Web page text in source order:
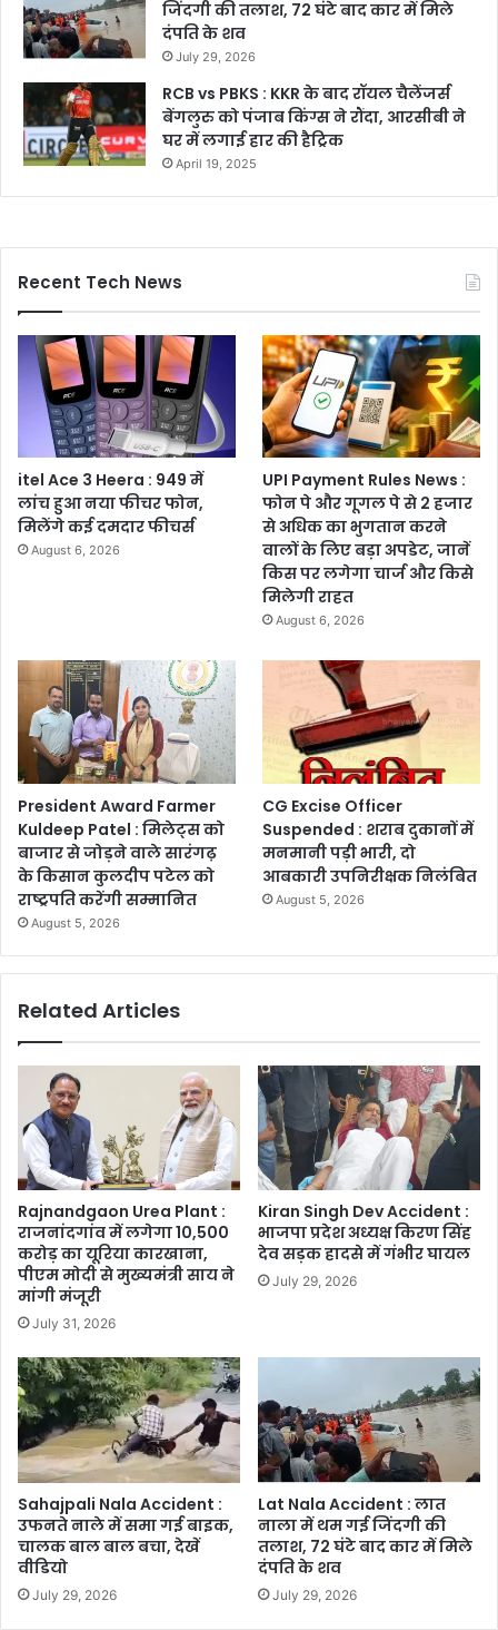
जिंदगी की तलाश, 72 घंटे बाद कार में मिले
दंपति के शव
July 29, 2026
RCB vs PBKS : KKR के बाद रॉयल चैलेंजर्स
बेंगलुरु को पंजाब किंग्स ने रौंदा, आरसीबी ने
घर में लगाई हार की हैट्रिक
April 19, 2025
Recent Tech News
itel Ace 3 Heera : 949 में
लांच हुआ नया फीचर फोन,
मिलेंगे कई दमदार फीचर्स
August 6, 2026
UPI Payment Rules News :
फोन पे और गूगल पे से 2 हजार
से अधिक का भुगतान करने
वालों के लिए बड़ा अपडेट, जानें
किस पर लगेगा चार्ज और किसे
मिलेगी राहत
August 6, 2026
President Award Farmer
Kuldeep Patel : मिलेट्स को
बाजार से जोड़ने वाले सारंगढ़
के किसान कुलदीप पटेल को
राष्ट्रपति करेंगी सम्मानित
August 5, 2026
CG Excise Officer
Suspended : शराब दुकानों में
मनमानी पड़ी भारी, दो
आबकारी उपनिरीक्षक निलंबित
August 5, 2026
Related Articles
Rajnandgaon Urea Plant :
राजनांदगांव में लगेगा 10,500
करोड़ का यूरिया कारखाना,
पीएम मोदी से मुख्यमंत्री साय ने
मांगी मंजूरी
July 31, 2026
Kiran Singh Dev Accident :
भाजपा प्रदेश अध्यक्ष किरण सिंह
देव सड़क हादसे में गंभीर घायल
July 29, 2026
Sahajpali Nala Accident :
उफनते नाले में समा गई बाइक,
चालक बाल बाल बचा, देखें
वीडियो
July 29, 2026
Lat Nala Accident : लात
नाला में थम गई जिंदगी की
तलाश, 72 घंटे बाद कार में मिले
दंपति के शव
July 29, 2026